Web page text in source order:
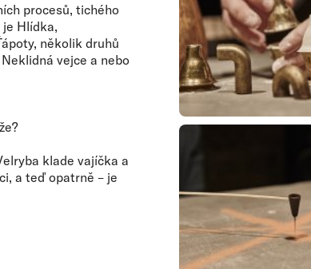
procesů, tichého
Hlídka,
několik druhů
vejce a nebo
klade vajíčka a
a teď opatrně – je